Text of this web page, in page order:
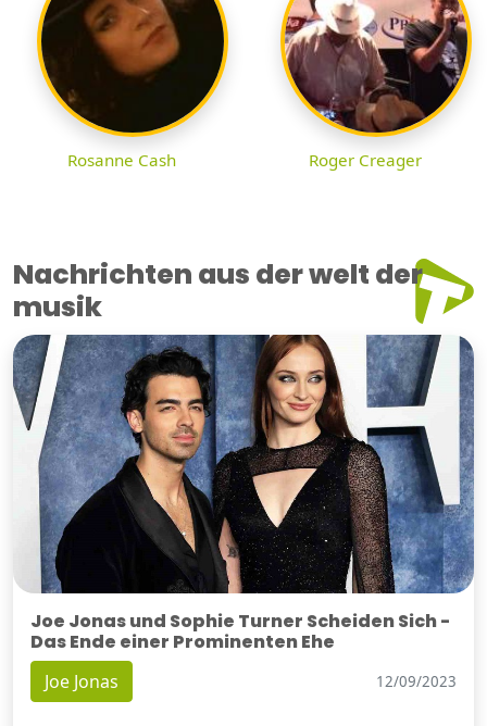
Rosanne Cash Roger Creager
Nachrichten aus der welt der
musik
Joe Jonas und Sophie Turner Scheiden Sich -
Das Ende einer Prominenten Ehe
Joe Jonas 12/09/2023